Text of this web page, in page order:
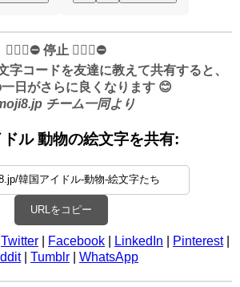
✋🏻🛑⛔️ 停止 ✋🏻🛑⛔️
字コードを友達に教えて共有すると、
日がさらに良くなります 😊
チーム一同より
ル 動物の絵文字を共有:
URLをコピー
Twitter Facebook LinkedIn Pinterest|
| Tumblr WhatsApp